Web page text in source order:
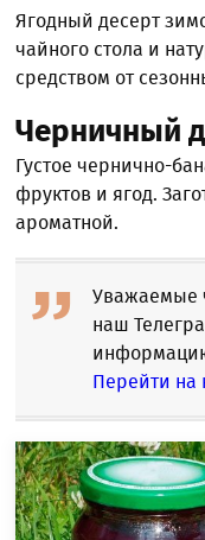
Ягодный десерт
чайного стола и
средством от
Черничный
Густое чернично-
фруктов и ягод.
ароматной.
Уважаемые
наш
Перейти на